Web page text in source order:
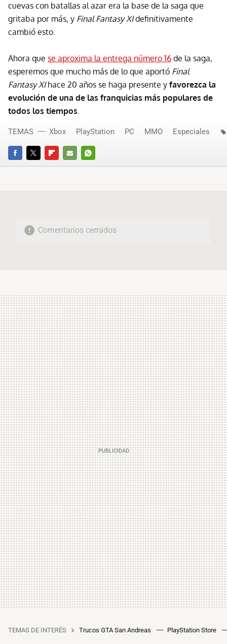
cuevas con batallas al azar era la base de la saga que
gritaba por más, y Final Fantasy XIdefinitivamente
cambió esto.
Ahora que se aproxima la entrega número 16 de la saga,
esperemos que mucho más de lo que aportó Final
Fantasy XIhace 20 años se haga presente y favorezca la
evolución de una de las franquicias más populares de
todos los tiempos.
FACEBOOKTWITTERFLIPBOARD
E-
WHATSAPP
TEMAS Xbox PlayStation PC MMO Especiales
Comentarios cerrados
TEMAS DE INTERÉS Trucos GTA San Andreas PlayStation Store